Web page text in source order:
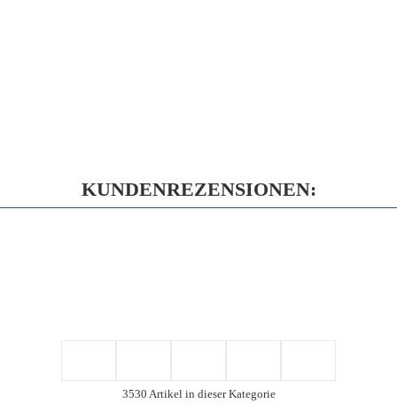
KUNDENREZENSIONEN:
3530 Artikel in dieser Kategorie